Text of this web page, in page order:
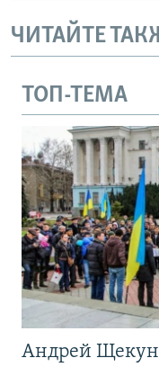
ЧИТАЙТЕ
ТОП-ТЕМА
Андрей